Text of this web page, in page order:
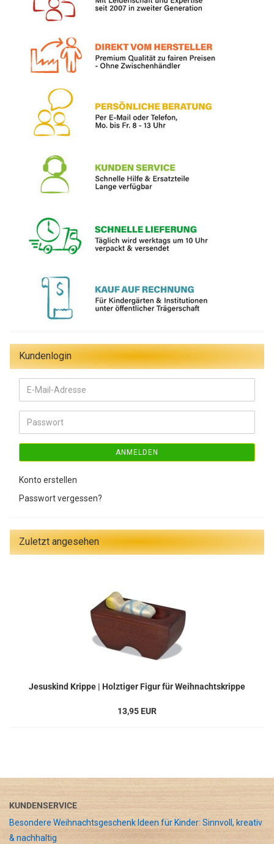
Kundenlogin
E-
Mail-
Adresse
Passwort
ANMELDEN
Konto erstellen
Passwort vergessen?
Zuletzt angesehen
Jesuskind Krippe | Holztiger Figur für Weihnachtskrippe
13,95 EUR
KUNDENSERVICE
Besondere Weihnachtsgeschenk Ideen für Kinder: Sinnvoll, kreativ
& nachhaltig